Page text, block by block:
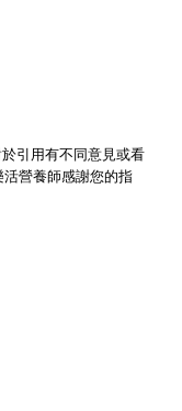
引用有不同意見或看
活營養師感謝您的指